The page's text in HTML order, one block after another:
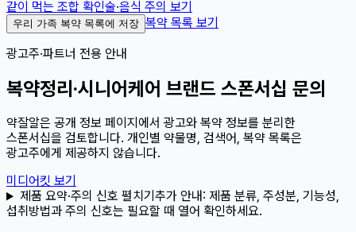
같이 먹는 조합 확인술·음식 주의 보기
우리 가족 복약 목록에 저장 복약 목록 보기
광고주·파트너 전용 안내
복약정리·시니어케어 브랜드 스폰서십 문의
약잘알은 공개 정보 페이지에서 광고와 복약 정보를 분리한
스폰서십을 검토합니다. 개인별 약물명, 검색어, 복약 목록은
광고주에게 제공하지 않습니다.
미디어킷 보기
제품 요약·주의 신호 펼치기 추가 안내: 제품 분류, 주성분, 기능성,
섭취방법과 주의 신호는 필요할 때 열어 확인하세요.